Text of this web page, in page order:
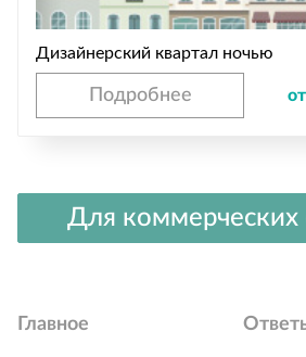
Дизайнерский квартал ночью
Подробнее
Для коммерческих
Главное